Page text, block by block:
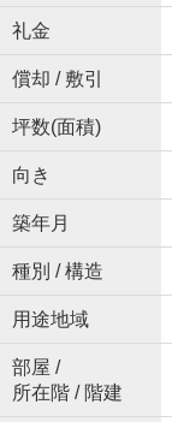
礼金
償却 / 敷引
坪数(面積)
向き
築年月
種別 / 構造
用途地域
部屋 /
所在階 / 階建